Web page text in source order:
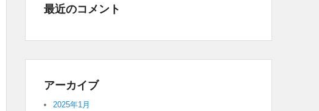
最近のコメント
アーカイブ
2025年1月